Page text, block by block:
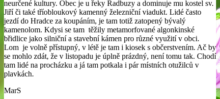
neurčené kultury. Obec je u řeky Radbuzy a dominuje mu kostel sv.
Jiří či také tříobloukový kamenný železniční viadukt. Lidé často
jezdí do Hradce za koupáním, je tam totiž zatopený bývalý
kamenolom. Kdysi se tam těžily metamorfované algonkinské
břidlice jako silniční a stavební kámen pro různé využití v obci.
Lom je volně přístupný, v létě je tam i kiosek s občerstvením. Ač by
se mohlo zdát, že v listopadu je úplně prázdný, není tomu tak. Chodí
tam lidé na procházku a já tam potkala i pár místních otužilců v
plavkách.
MarS